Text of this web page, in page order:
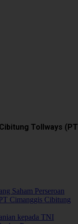
– Cibitung,
Jalan tol
Segmen
Tollways (PT
Saham Perseroan
Cimanggis Cibitung
kepada TNI